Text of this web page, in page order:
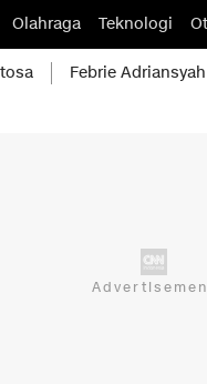
Olahraga Teknologi
Febrie Adriansyah